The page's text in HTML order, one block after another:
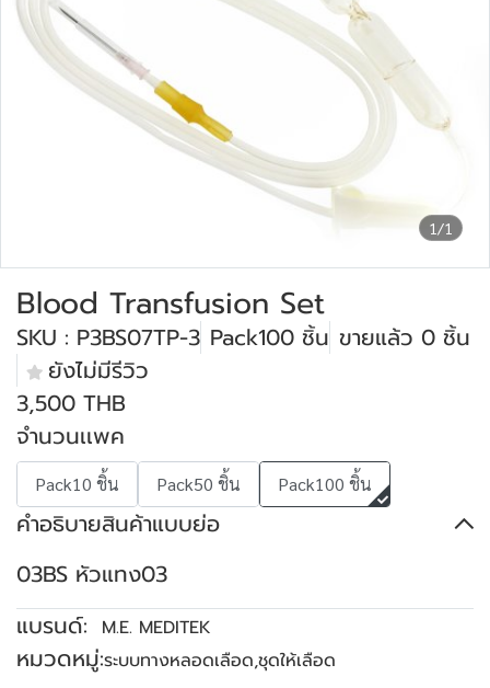
1/1
Blood Transfusion Set
SKU : P3BS07TP-3 Pack100 ชิ้น ขายแล้ว 0 ชิ้น
ยังไม่มีรีวิว
3,500 THB
จำนวนเเพค
Pack10 ชิ้น Pack50 ชิ้น Pack100 ชิ้น
คำอธิบายสินค้าแบบย่อ
03BS หัวแทง03
แบรนด์:
M.E. MEDITEK
หมวดหมู่:ระบบทางหลอดเลือด,ชุดให้เลือด